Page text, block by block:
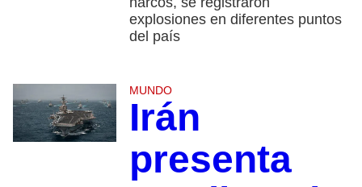
explosiones en diferentes puntos
del país
MUNDO
Irán
presenta